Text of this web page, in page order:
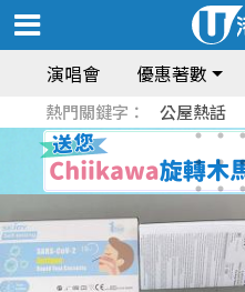
演唱會 優惠著數
熱門關鍵字： 公屋熱話